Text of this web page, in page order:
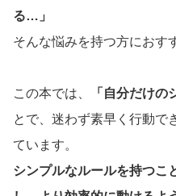
る…」
そんな悩みを持つ方におす
この本では、 「自分だけの
とで、迷わず素早く行動で
ています。
シンプルなルールを持つこ